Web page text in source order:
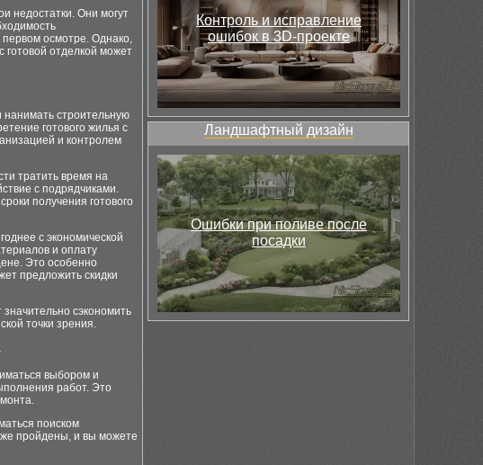
недостатки. Они могут
осмотре. Однако,
отделкой может
нанимать строительную
готового жилья с
и контролем
тратить время на
с подрядчиками.
получения готового
с экономической
и оплату
Это особенно
предложить скидки
сэкономить
точки зрения.
выбором и
работ. Это
поиском
пройдены, и вы можете
Контроль и исправление
ошибок в 3D-проекте
Ландшафтный дизайн
Ошибки при поливе после
посадки